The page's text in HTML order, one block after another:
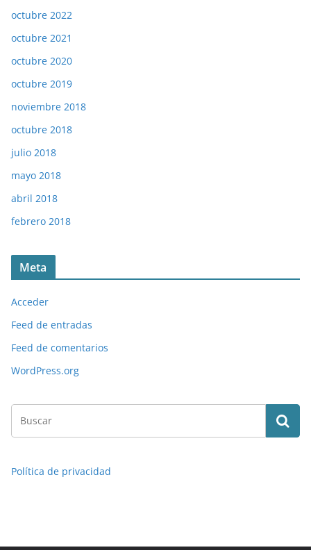
octubre 2022
octubre 2021
octubre 2020
octubre 2019
noviembre 2018
octubre 2018
julio 2018
mayo 2018
abril 2018
febrero 2018
Meta
Acceder
Feed de entradas
Feed de comentarios
WordPress.org
Política de privacidad